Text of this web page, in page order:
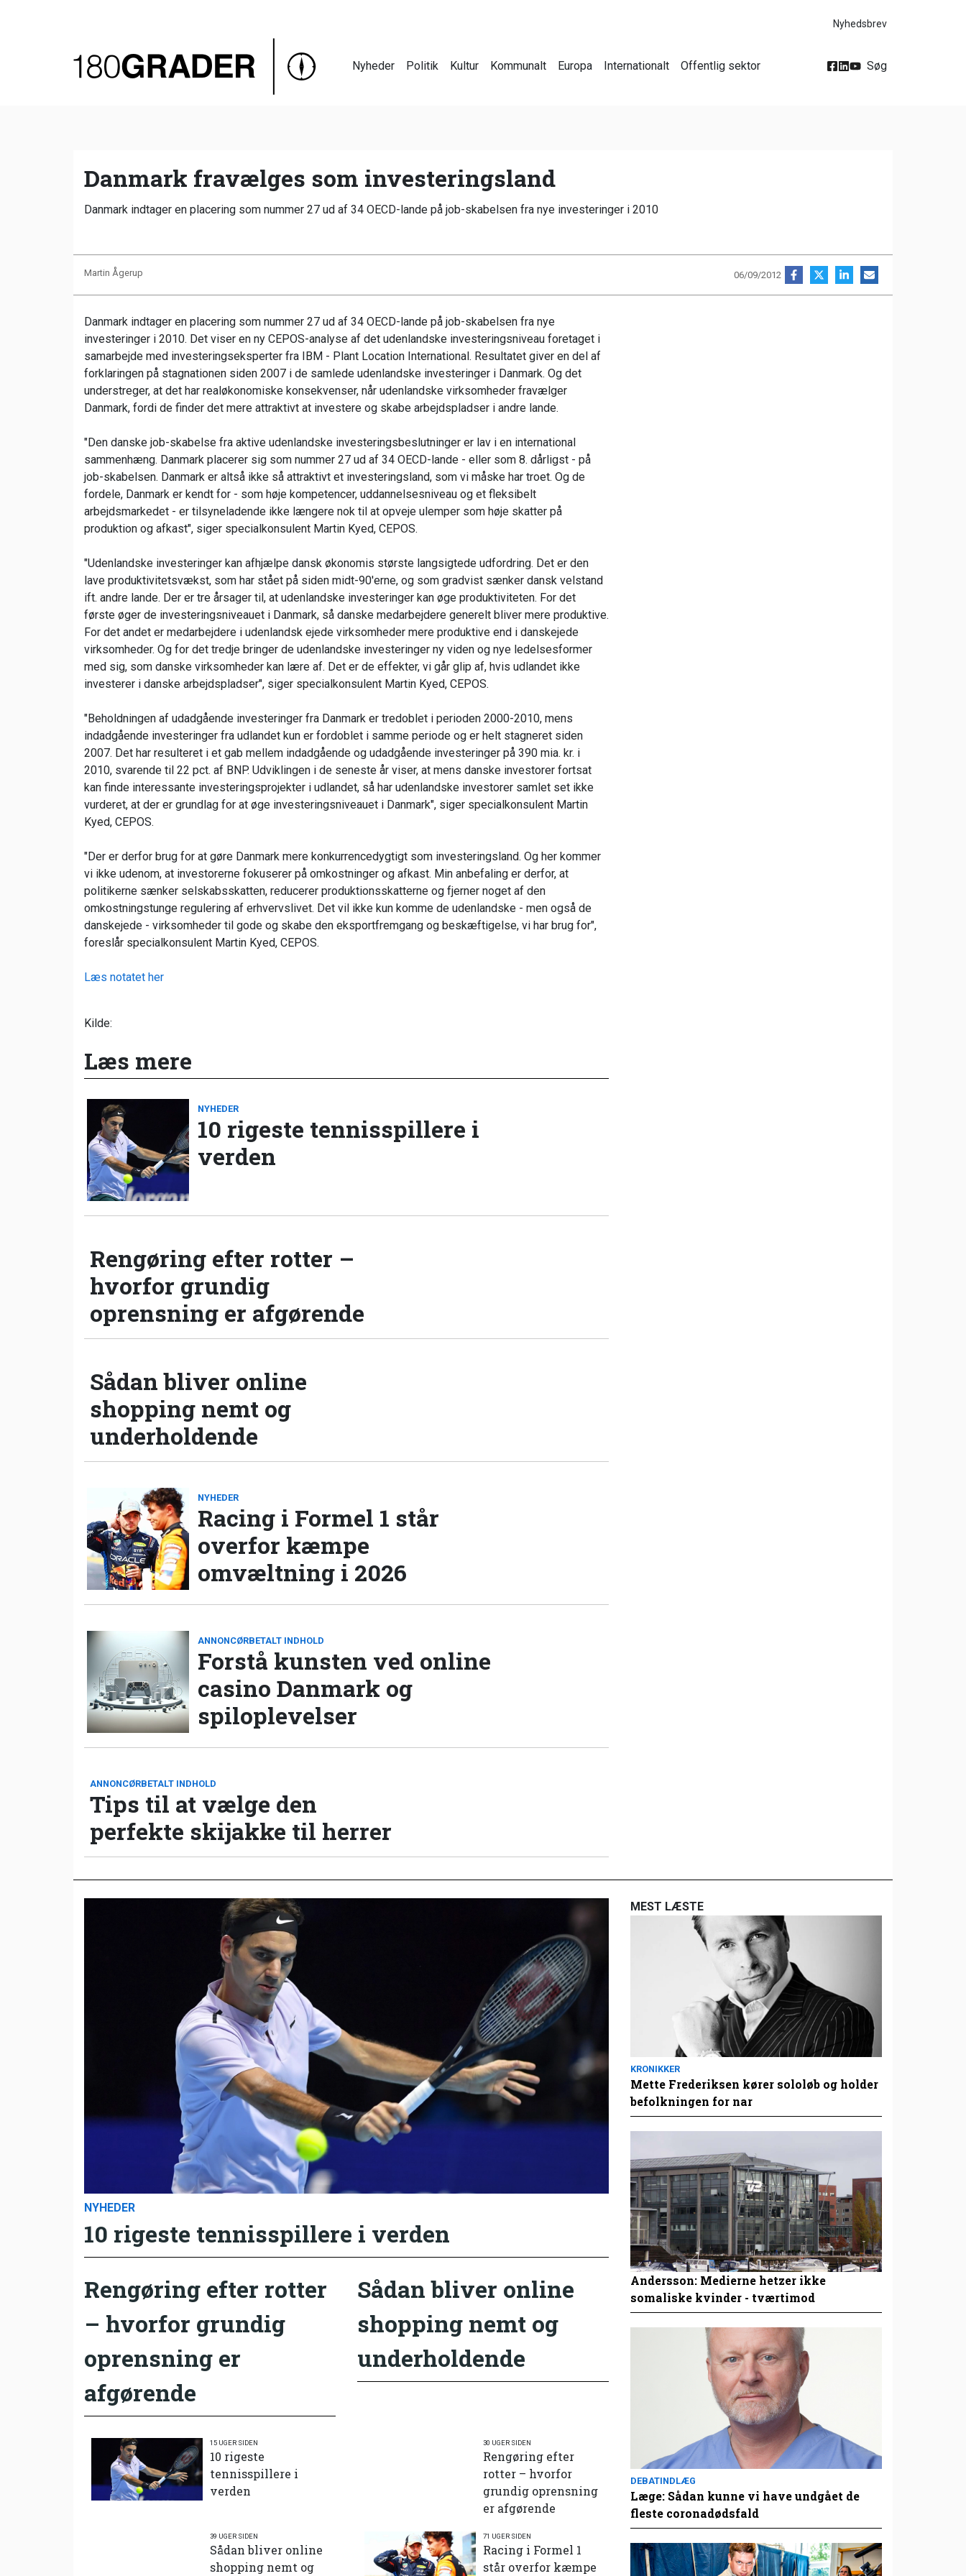
Nyhedsbrev
Nyheder Politik Kultur Kommunalt Europa Internationalt Offentlig sektor Søg
Danmark fravælges som investeringsland
Danmark indtager en placering som nummer 27 ud af 34 OECD-lande på job-skabelsen fra nye investeringer i 2010
Martin Ågerup 06/09/2012
Danmark indtager en placering som nummer 27 ud af 34 OECD-lande på job-skabelsen fra nye
investeringer i 2010. Det viser en ny CEPOS-analyse af det udenlandske investeringsniveau foretaget i
samarbejde med investeringseksperter fra IBM - Plant Location International. Resultatet giver en del af
forklaringen på stagnationen siden 2007 i de samlede udenlandske investeringer i Danmark. Og det
understreger, at det har realøkonomiske konsekvenser, når udenlandske virksomheder fravælger
Danmark, fordi de finder det mere attraktivt at investere og skabe arbejdspladser i andre lande.
"Den danske job-skabelse fra aktive udenlandske investeringsbeslutninger er lav i en international
sammenhæng. Danmark placerer sig som nummer 27 ud af 34 OECD-lande - eller som 8. dårligst - på
job-skabelsen. Danmark er altså ikke så attraktivt et investeringsland, som vi måske har troet. Og de
fordele, Danmark er kendt for - som høje kompetencer, uddannelsesniveau og et fleksibelt
arbejdsmarkedet - er tilsyneladende ikke længere nok til at opveje ulemper som høje skatter på
produktion og afkast", siger specialkonsulent Martin Kyed, CEPOS.
"Udenlandske investeringer kan afhjælpe dansk økonomis største langsigtede udfordring. Det er den
lave produktivitetsvækst, som har stået på siden midt-90'erne, og som gradvist sænker dansk velstand
ift. andre lande. Der er tre årsager til, at udenlandske investeringer kan øge produktiviteten. For det
første øger de investeringsniveauet i Danmark, så danske medarbejdere generelt bliver mere produktive.
For det andet er medarbejdere i udenlandsk ejede virksomheder mere produktive end i danskejede
virksomheder. Og for det tredje bringer de udenlandske investeringer ny viden og nye ledelsesformer
med sig, som danske virksomheder kan lære af. Det er de effekter, vi går glip af, hvis udlandet ikke
investerer i danske arbejdspladser", siger specialkonsulent Martin Kyed, CEPOS.
"Beholdningen af udadgående investeringer fra Danmark er tredoblet i perioden 2000-2010, mens
indadgående investeringer fra udlandet kun er fordoblet i samme periode og er helt stagneret siden
2007. Det har resulteret i et gab mellem indadgående og udadgående investeringer på 390 mia. kr. i
2010, svarende til 22 pct. af BNP. Udviklingen i de seneste år viser, at mens danske investorer fortsat
kan finde interessante investeringsprojekter i udlandet, så har udenlandske investorer samlet set ikke
vurderet, at der er grundlag for at øge investeringsniveauet i Danmark", siger specialkonsulent Martin
Kyed, CEPOS.
"Der er derfor brug for at gøre Danmark mere konkurrencedygtigt som investeringsland. Og her kommer
vi ikke udenom, at investorerne fokuserer på omkostninger og afkast. Min anbefaling er derfor, at
politikerne sænker selskabsskatten, reducerer produktionsskatterne og fjerner noget af den
omkostningstunge regulering af erhvervslivet. Det vil ikke kun komme de udenlandske - men også de
danskejede - virksomheder til gode og skabe den eksportfremgang og beskæftigelse, vi har brug for",
foreslår specialkonsulent Martin Kyed, CEPOS.
Læs notatet her
Kilde:
Læs mere
NYHEDER
10 rigeste tennisspillere i
verden
Rengøring efter rotter –
hvorfor grundig
oprensning er afgørende
Sådan bliver online
shopping nemt og
underholdende
NYHEDER
Racing i Formel 1 står
overfor kæmpe
omvæltning i 2026
ANNONCØRBETALT INDHOLD
Forstå kunsten ved online
casino Danmark og
spiloplevelser
ANNONCØRBETALT INDHOLD
Tips til at vælge den
perfekte skijakke til herrer
NYHEDER
10 rigeste tennisspillere i verden
Rengøring efter rotter
– hvorfor grundig
oprensning er
afgørende
Sådan bliver online
shopping nemt og
underholdende
15 UGER SIDEN
10 rigeste
tennisspillere i
verden
30 UGER SIDEN
Rengøring efter
rotter – hvorfor
grundig oprensning
er afgørende
39 UGER SIDEN
Sådan bliver online
shopping nemt og
71 UGER SIDEN
Racing i Formel 1
står overfor kæmpe
MEST LÆSTE
KRONIKKER
Mette Frederiksen kører sololøb og holder
befolkningen for nar
Andersson: Medierne hetzer ikke
somaliske kvinder - tværtimod
DEBATINDLÆG
Læge: Sådan kunne vi have undgået de
fleste coronadødsfald